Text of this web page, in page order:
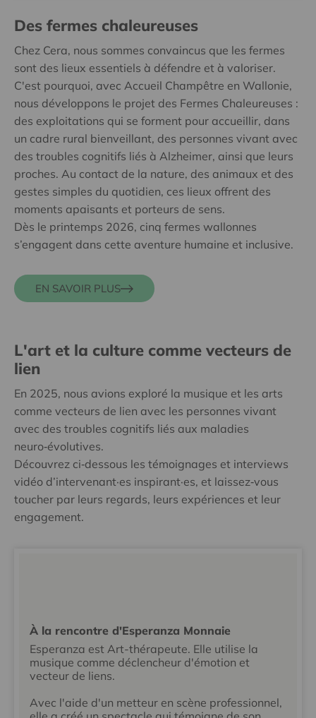
Des fermes chaleureuses
Chez Cera, nous sommes convaincus que les fermes
sont des lieux essentiels à défendre et à valoriser.
C'est pourquoi, avec Accueil Champêtre en Wallonie,
nous développons le projet des Fermes Chaleureuses :
des exploitations qui se forment pour accueillir, dans
un cadre rural bienveillant, des personnes vivant avec
des troubles cognitifs liés à Alzheimer, ainsi que leurs
proches. Au contact de la nature, des animaux et des
gestes simples du quotidien, ces lieux offrent des
moments apaisants et porteurs de sens.
Dès le printemps 2026, cinq fermes wallonnes
s’engagent dans cette aventure humaine et inclusive.
EN SAVOIR PLUS
L'art et la culture comme vecteurs de
lien
En 2025, nous avions exploré la musique et les arts
comme vecteurs de lien avec les personnes vivant
avec des troubles cognitifs liés aux maladies
neuro‑évolutives.
Découvrez ci‑dessous les témoignages et interviews
vidéo d’intervenant·es inspirant·es, et laissez‑vous
toucher par leurs regards, leurs expériences et leur
engagement.
À la rencontre d'Esperanza Monnaie
Esperanza est Art-thérapeute. Elle utilise la
musique comme déclencheur d'émotion et
vecteur de liens.
Avec l'aide d'un metteur en scène professionnel,